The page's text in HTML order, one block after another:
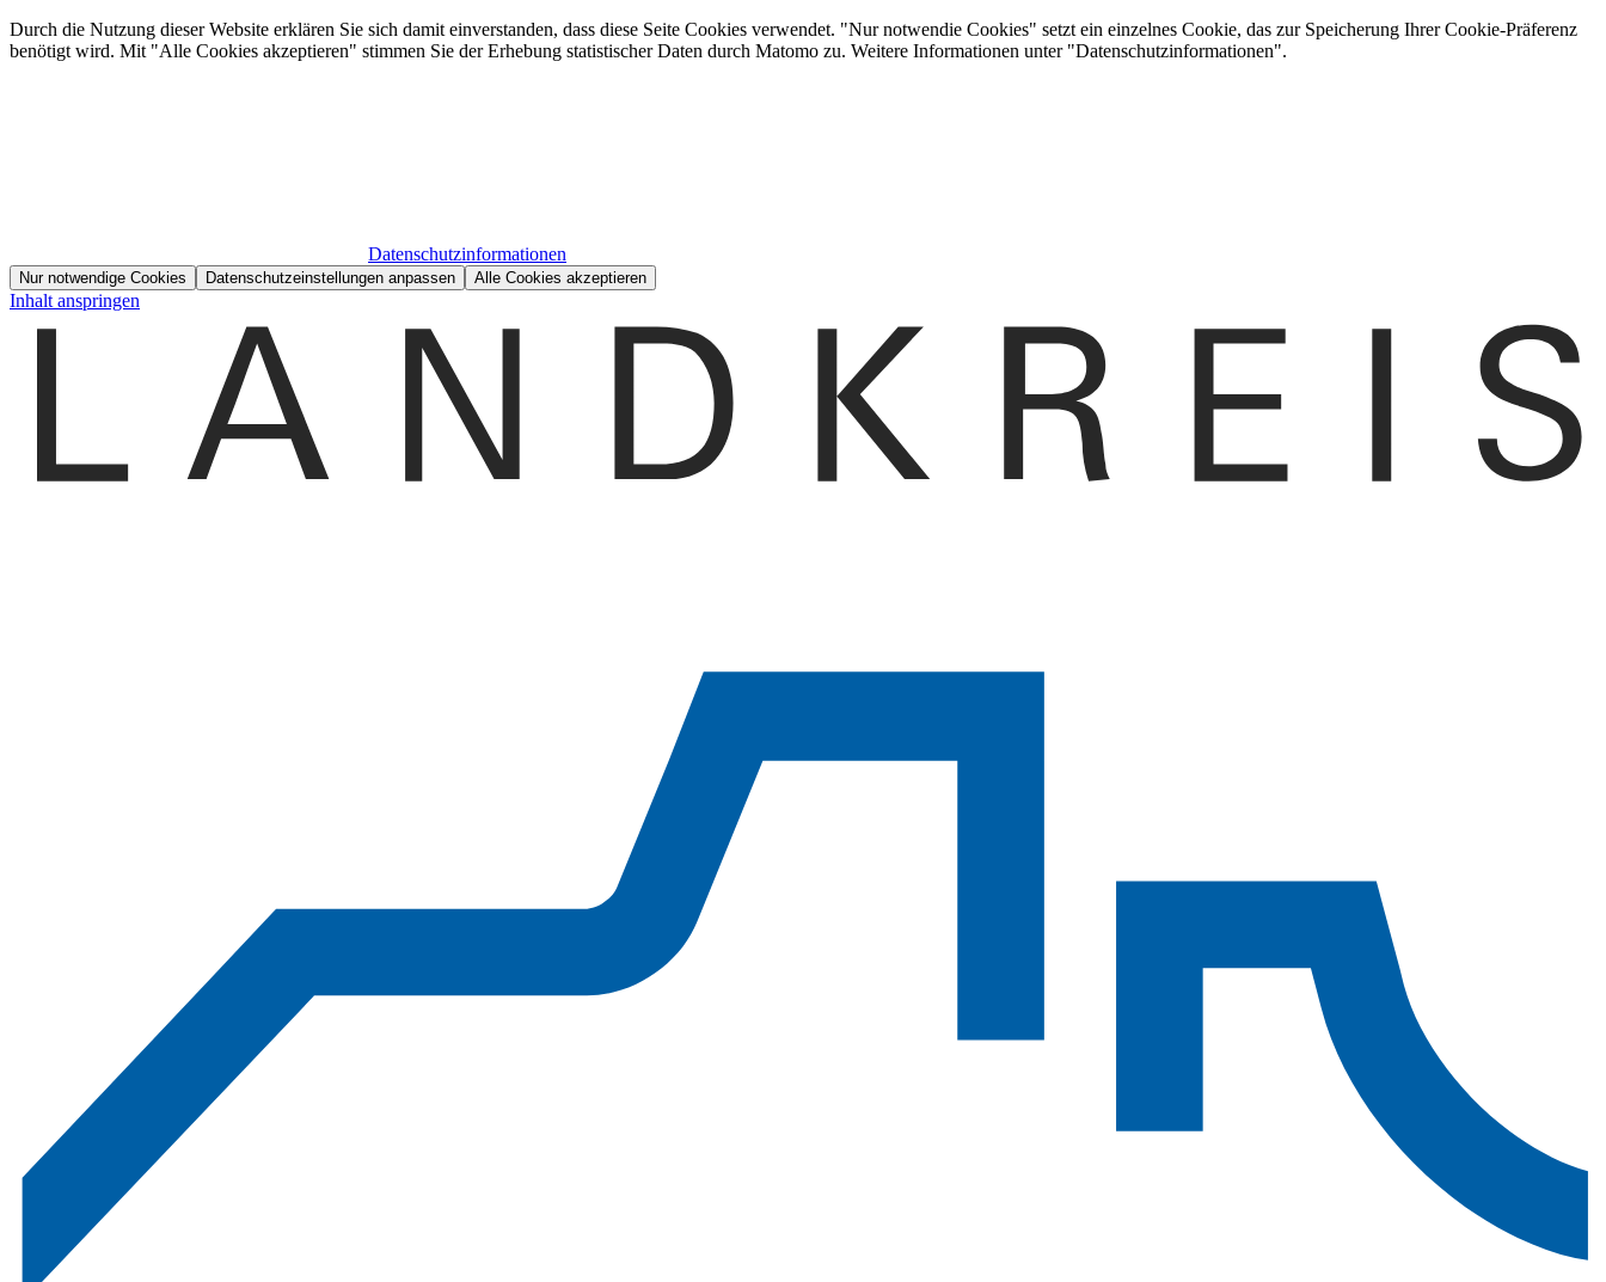
Durch die Nutzung dieser Website erklären Sie sich damit einverstanden, dass diese Seite Cookies verwendet. "Nur notwendie Cookies" setzt ein einzelnes Cookie, das zur Speicherung Ihrer Cookie-Präferenz
benötigt wird. Mit "Alle Cookies akzeptieren" stimmen Sie der Erhebung statistischer Daten durch Matomo zu. Weitere Informationen unter "Datenschutzinformationen".
Datenschutzinformationen
Nur notwendige Cookies Datenschutzeinstellungen anpassen Alle Cookies akzeptieren
Inhalt anspringen